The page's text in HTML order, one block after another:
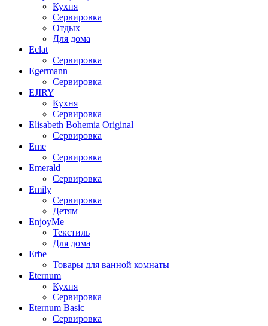
Кухня
Сервировка
Отдых
Для дома
Eclat
Сервировка
Egermann
Сервировка
EJIRY
Кухня
Сервировка
Elisabeth Bohemia Original
Сервировка
Eme
Сервировка
Emerald
Сервировка
Emily
Сервировка
Детям
EnjoyMe
Текстиль
Для дома
Erbe
Товары для ванной комнаты
Eternum
Кухня
Сервировка
Eternum Basic
Сервировка